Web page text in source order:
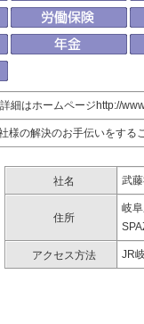
細はホームページhttp://
様の解決のお手伝いをする
社名 武
住所
岐
アクセス方法 JR